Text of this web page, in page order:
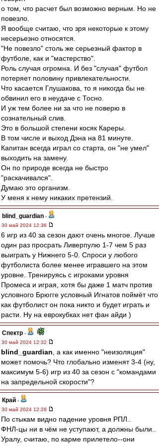
о том, что расчет был возможно верным. Но не
повезло.
Я вообще считаю, что зря некоторые к этому
несерьезно относятся.
"Не повезло" столь же серьезный фактор в
футболе, как и "мастерство".
Роль случая огромна. И без "случая" футбол
потеряет половину привлекательности.
Что касается Глушакова, то я никогда бы не
обвинил его в неудаче с Тосно.
И уж тем более ни за что не поверю в
сознательный слив.
Это в большой степени косяк Кареры.
В том числе и выход Дэна на 81 минуте.
Капитан всегда играл со старта, он "не умел"
выходить на замену.
Он по природе всегда не быстро
"раскачивался".
Думаю это организм.
У меня к нему никаких претензий.
blind_guardian -
30 май 2024 12:36
6 игр из 40 за сезон дают очень многое. Лучше
один раз просрать Ливерпулю 1-7 чем 5 раз
выиграть у Нижнего 5-0. Спроси у любого
футболиста более менее игравшего на этом
уровне. Тренируясь с игроками уровня
Промеса и играя, хотя бы даже 1 матч против
условного Брюгге условный Игнатов поймёт что
как футболист он пока никто и будет играть и
расти. Ну на еврокубках нет фан айди )
Спектр -
30 май 2024 12:32
blind_guardian , а как именно "неизоляция"
может помочь? Что глобально изменят 3-4 (ну,
максимум 5-6) игр из 40 за сезон с "командами
на запредельной скорости"?
Край -
30 май 2024 12:28
По стыкам видно падение уровня РПЛ..
ФНЛ-цы ни в чём не уступают, а должны были..
Уралу, считаю, по карме прилетело--они